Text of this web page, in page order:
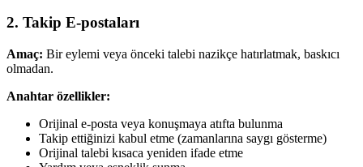
2. Takip E-postaları
Amaç: Bir eylemi veya önceki talebi nazikçe hatırlatmak, baskıcı
olmadan.
Anahtar özellikler:
Orijinal e-posta veya konuşmaya atıfta bulunma
Takip ettiğinizi kabul etme (zamanlarına saygı gösterme)
Orijinal talebi kısaca yeniden ifade etme